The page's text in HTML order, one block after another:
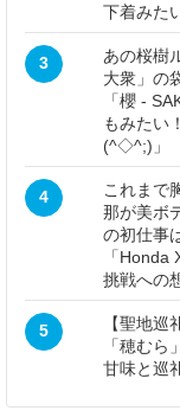
下着みた
3
あの桜樹
大衆」の
「櫻 -
もみたい
(^◇^;)」
4
これまで
那が美ボ
の初仕事
「
挑戦への
5
【聖地
「穂む
甘味と巡